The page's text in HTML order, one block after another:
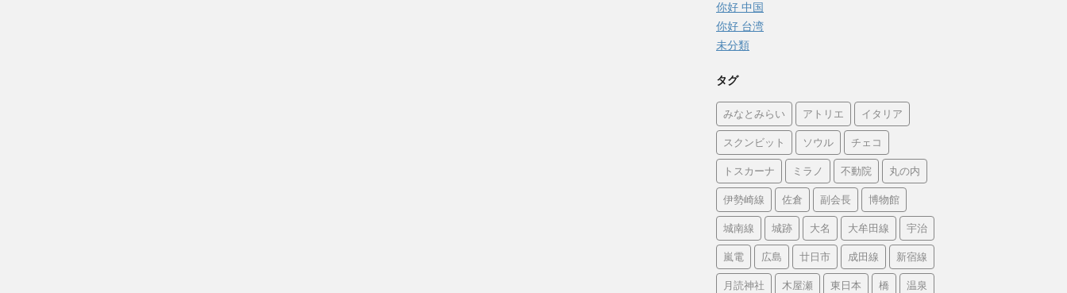
你好 中国
你好 台湾
未分類
タグ
みなとみらい アトリエ イタリア
スクンビット ソウル チェコ
トスカーナ ミラノ 不動院 丸の内
伊勢崎線 佐倉 副会長 博物館
城南線 城跡 大名 大牟田線 宇治
嵐電 広島 廿日市 成田線 新宿線
月読神社 木屋瀬 東日本 橋 温泉